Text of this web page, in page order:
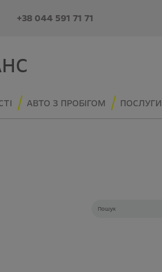
+38 044 591 71 71
АВТО З ПРОБІГОМ ПОСЛУГИ